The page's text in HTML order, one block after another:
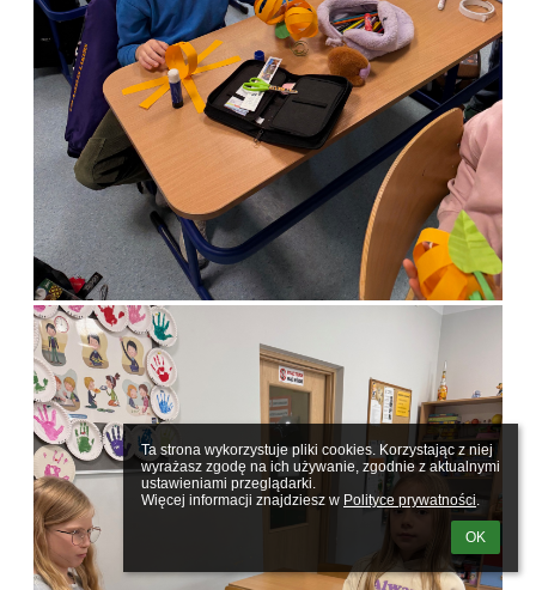
Ta strona wykorzystuje pliki cookies. Korzystając z niej
wyrażasz zgodę na ich używanie, zgodnie z aktualnymi
ustawieniami przeglądarki.
Więcej informacji znajdziesz w Polityce prywatności.
OK